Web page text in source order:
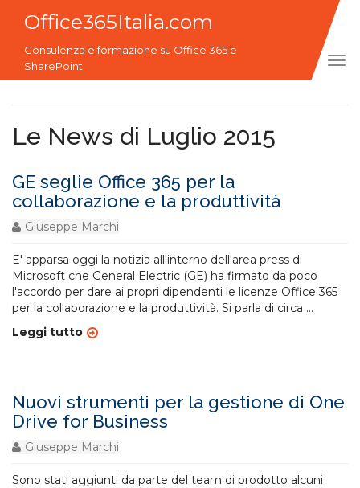
Office365Italia.com
Consulenza e formazione su Office 365 e
SharePoint
Le News di Luglio 2015
GE seglie Office 365 per la
collaborazione e la produttività
Giuseppe Marchi
E' apparsa oggi la notizia all'interno dell'area press di
Microsoft che General Electric (GE) ha firmato da poco
l'accordo per dare ai propri dipendenti le licenze Office 365
per la collaborazione e la produttività. Si parla di circa ...
Leggi tutto
Nuovi strumenti per la gestione di One
Drive for Business
Giuseppe Marchi
Sono stati aggiunti da parte del team di prodotto alcuni